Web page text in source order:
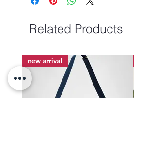
Related Products
new arrival